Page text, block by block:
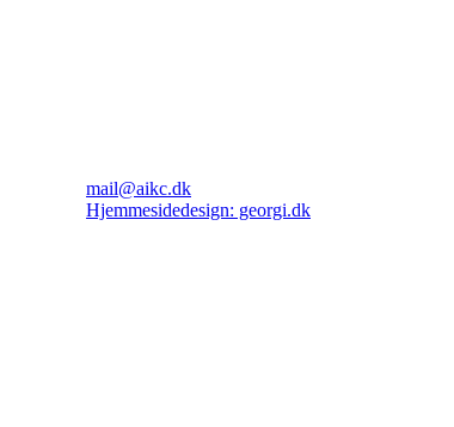
mail@aikc.dk
Hjemmesidedesign: georgi.dk